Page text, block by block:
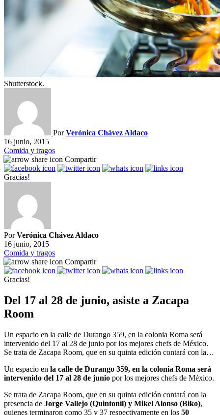
Shutterstock.
PorVerónica Chávez Aldaco
16 junio, 2015
Comida y tragos
Compartir
Gracias!
PorVerónica Chávez Aldaco
16 junio, 2015
Comida y tragos
Compartir
Gracias!
Del 17 al 28 de junio, asiste a Zacapa
Room
Un espacio en la calle de Durango 359, en la colonia Roma será
intervenido del 17 al 28 de junio por los mejores chefs de México.
Se trata de Zacapa Room, que en su quinta edición contará con la…
Un espacio en la calle de Durango 359, en la colonia Roma será
intervenido del 17 al 28 de junio por los mejores chefs de México.
Se trata de Zacapa Room, que en su quinta edición contará con la
presencia de Jorge Vallejo (Quintonil) y Mikel Alonso (Biko),
quienes terminaron como 35 y 37 respectivamente en los 50